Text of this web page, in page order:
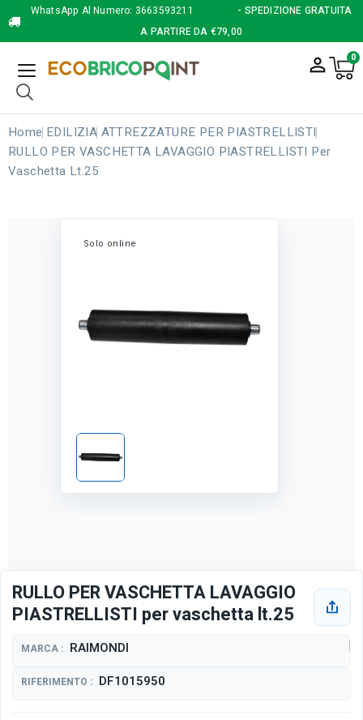
WhatsApp Al Numero: 3663593211
- SPEDIZIONE GRATUITA
A PARTIRE DA €79,00
person_outline 0
Home EDILIZIA ATTREZZATURE PER PIASTRELLISTI
RULLO PER VASCHETTA LAVAGGIO PIASTRELLISTI Per
Vaschetta Lt.25
Solo online
RULLO PER VASCHETTA LAVAGGIO
PIASTRELLISTI per vaschetta lt.25
MARCA : RAIMONDI
RIFERIMENTO : DF1015950